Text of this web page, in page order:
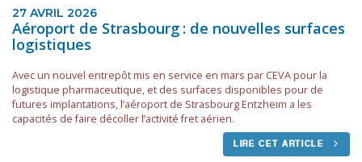
27 AVRIL 2026
Aéroport de Strasbourg : de nouvelles surfaces
logistiques
Avec un nouvel entrepôt mis en service en mars par CEVA pour la
logistique pharmaceutique, et des surfaces disponibles pour de
futures implantations, l’aéroport de Strasbourg Entzheim a les
capacités de faire décoller l’activité fret aérien.
LIRE CET ARTICLE